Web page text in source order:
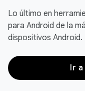
Lo último en
para Android de la
dispositivos Android.
Ir